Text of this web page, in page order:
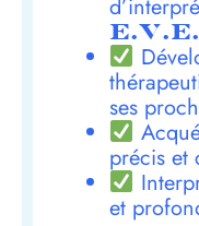
ses
précis et
et